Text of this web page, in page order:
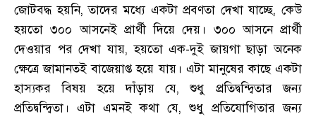
জোটবদ্ধ হয়নি,তাদের মধ্যে একটা প্রবণতা দেখা যাচ্ছে, কেউ
হয়তো ৩০০ আসনেই প্রার্থী দিয়ে দেয় । ৩০০ আসনে প্রার্থী
দেওয়ার পর দেখা যায়,হয়তো এক-দুই জায়গা ছাড়া অনেক
ক্ষেত্রে জামানতই বাজেয়াপ্ত হয়ে যায়। এটা মানুষের কাছে একটা
হাস্যকর বিষয় হয়ে দাঁড়ায় যে,শুধু প্রতিদ্বন্দ্বিতার জন্য
প্রতিদ্বন্দ্বিতা । এটা এমনই কথা যে, শুধু প্রতিযোগিতার জন্য